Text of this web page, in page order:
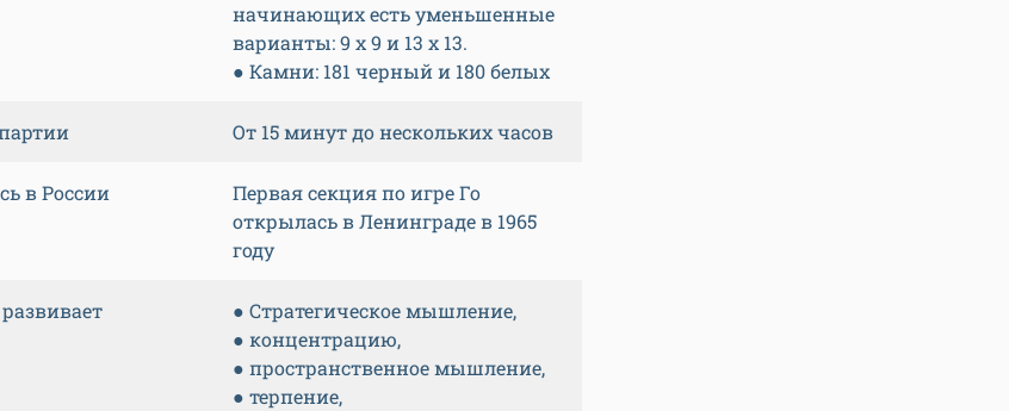
начинающих есть уменьшенные
варианты: 9 х 9 и 13 х 13.
● Камни: 181 черный и 180 белых
От 15 минут до нескольких часов
в России
Первая секция по игре Го
открылась в Ленинграде в 1965
году
● Стратегическое мышление,
● концентрацию,
● пространственное мышление,
● терпение,